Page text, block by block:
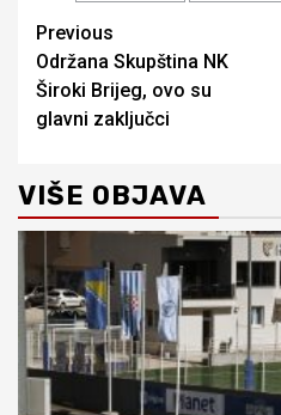
Continue
Reading
Previous
Održana Skupština NK
Široki Brijeg, ovo su
glavni zaključci
VIŠE OBJAVA